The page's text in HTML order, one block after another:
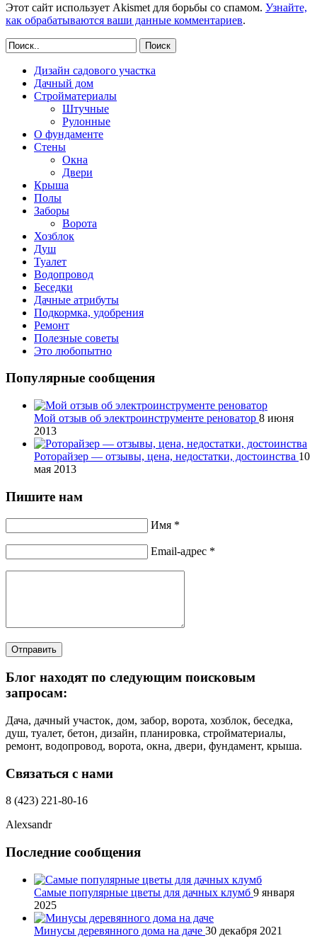
Этот сайт использует Akismet для борьбы со спамом. Узнайте,
как обрабатываются ваши данные комментариев.
Поиск
Дизайн садового участка
Дачный дом
Стройматериалы
Штучные
Рулонные
О фундаменте
Стены
Окна
Двери
Крыша
Полы
Заборы
Ворота
Хозблок
Душ
Туалет
Водопровод
Беседки
Дачные атрибуты
Подкормка, удобрения
Ремонт
Полезные советы
Это любопытно
Популярные сообщения
Мой отзыв об электроинструменте реноватор 8 июня
2013
Роторайзер — отзывы, цена, недостатки, достоинства 10
мая 2013
Пишите нам
Имя *
Email-адрес *
Отправить
Блог находят по следующим поисковым
запросам:
Дача, дачный участок, дом, забор, ворота, хозблок, беседка,
душ, туалет, бетон, дизайн, планировка, стройматериалы,
ремонт, водопровод, ворота, окна, двери, фундамент, крыша.
Связаться с нами
8 (423) 221-80-16
Alexsandr
Последние сообщения
Самые популярные цветы для дачных клумб 9 января
2025
Минусы деревянного дома на даче 30 декабря 2021